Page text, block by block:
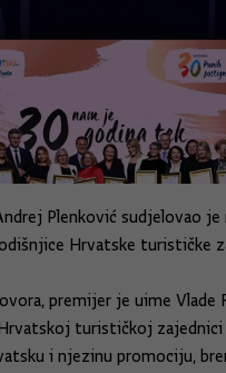
Plenković sudjelovao je
Hrvatske turističke
premijer je uime Vlade
turističkoj zajednici
i njezinu promociju,